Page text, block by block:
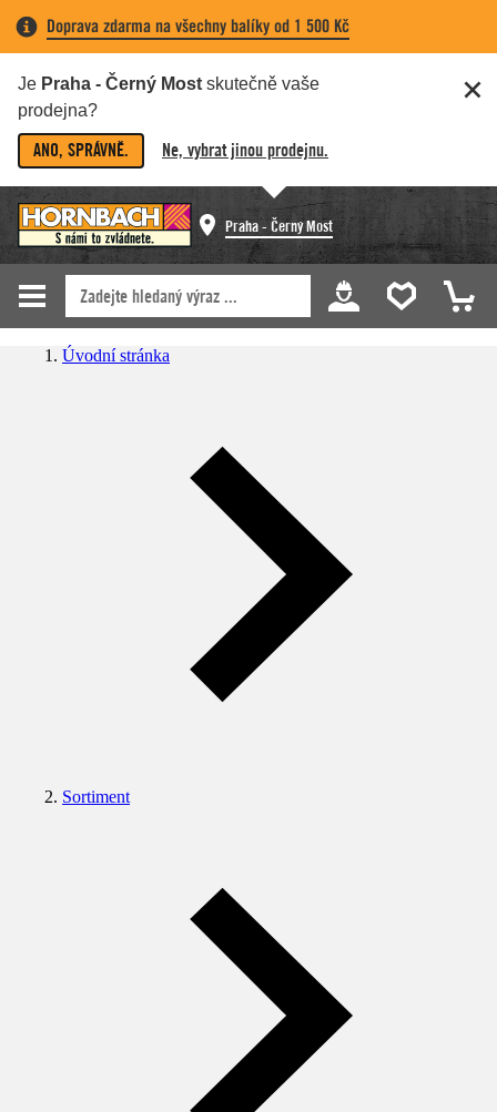
Doprava zdarma na všechny balíky od 1 500 Kč
Je Praha - Černý Most skutečně vaše
prodejna?
ANO, SPRÁVNĚ. Ne, vybrat jinou prodejnu.
Praha - Černý Most
Úvodní stránka
Sortiment